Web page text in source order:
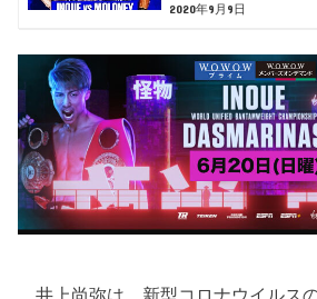
2020年9月9日
井上尚弥は、新型コロナウイルス